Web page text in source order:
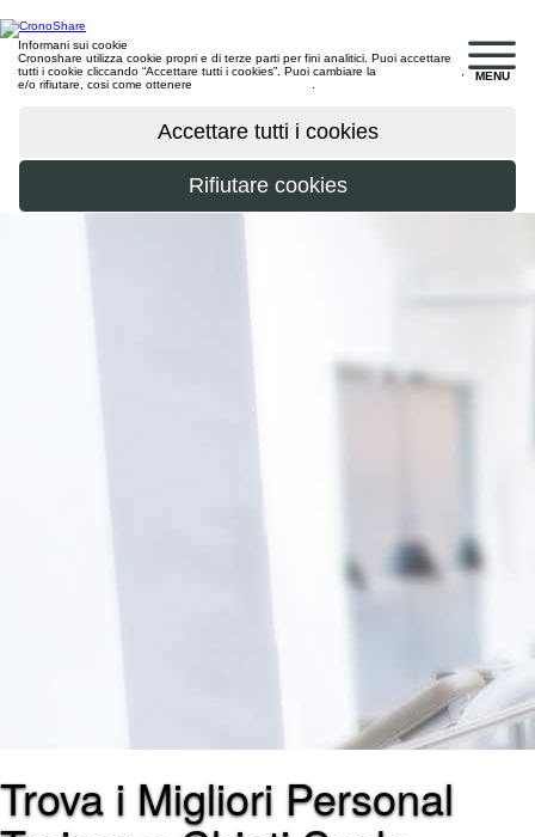
MENU
Informani sui cookie
Cronoshare utilizza cookie propri e di terze parti per fini analitici. Puoi accettare
tutti i cookie cliccando “Accettare tutti i cookies”. Puoi cambiare la
e/o rifiutare, cosi come ottenere
Trova i Migliori Personal